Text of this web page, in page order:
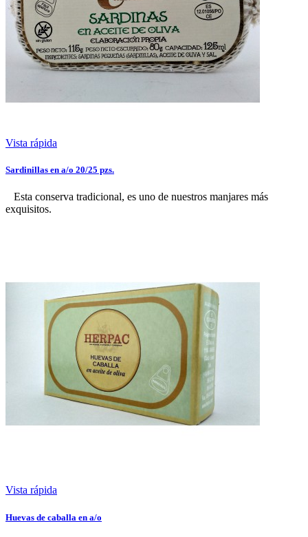
Vista rápida
Sardinillas en a/o 20/25 pzs.
Esta conserva tradicional, es uno de nuestros manjares más
exquisitos.
Vista rápida
Huevas de caballa en a/o